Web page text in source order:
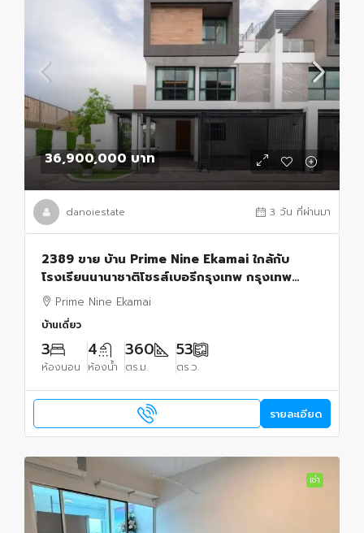
36,900,000 บาท
danoiestate 3 วัน ที่ผ่านมา
2389 ขาย บ้าน Prime Nine Ekamai ใกล้กับ
โรงเรียนนานาชาติโชรส์เบอรีกรุงเทพ กรุงเทพ
36900000 บาท
Prime Nine Ekamai
บ้านเดี่ยว
3
ห้องนอน
4
ห้องน้ำ
360
ตร.ม.
53
ตร.ว.
รายละเอียด
เช่า